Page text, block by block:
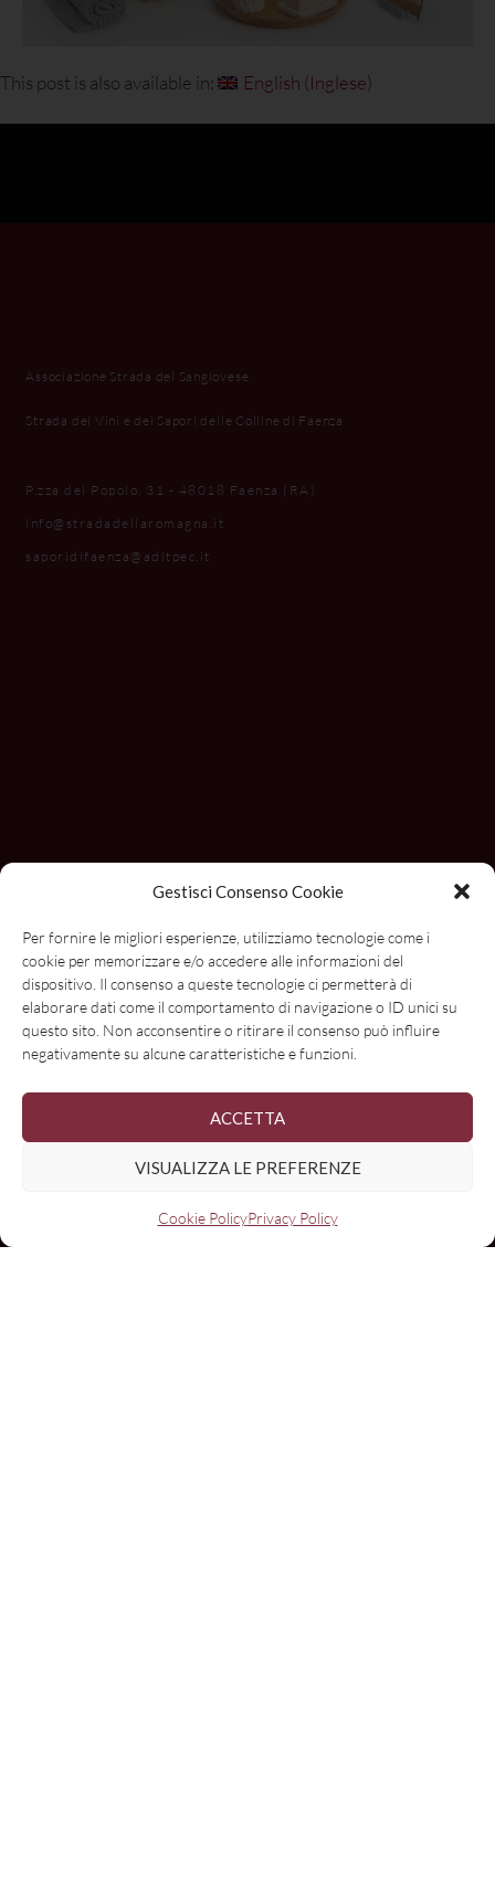
Gestisci Consenso Cookie
Per fornire le migliori esperienze, utilizziamo tecnologie come i
cookie per memorizzare e/o accedere alle informazioni del
dispositivo. Il consenso a queste tecnologie ci permetterà di
elaborare dati come il comportamento di navigazione o ID unici su
questo sito. Non acconsentire o ritirare il consenso può influire
negativamente su alcune caratteristiche e funzioni.
ACCETTA
VISUALIZZA LE PREFERENZE
Cookie PolicyPrivacy Policy
This post is also available in: English (Inglese)
Associazione Strada del Sangiovese
Strada dei Vini e dei Sapori delle Colline di Faenza
P.zza del Popolo, 31 - 48018 Faenza (RA)
info@stradadellaromagna.it
saporidifaenza@aditpec.it
Con il contributo di